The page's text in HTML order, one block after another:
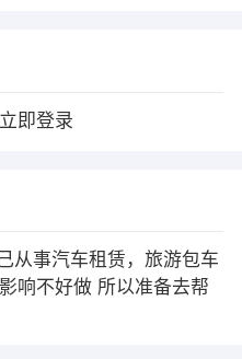
立即登录
从事汽车租赁，旅游包车
响不好做 所以准备去帮